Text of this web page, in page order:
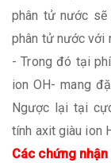
phân tử nước sẽ
phân tử nước với
- Trong đó tại
ion OH- mang
Ngược lại tại
tính axit giàu ion
Các chứng